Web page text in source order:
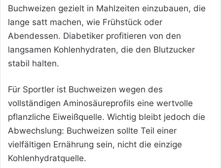
Buchweizen gezielt in Mahlzeiten einzubauen, die
lange satt machen, wie Frühstück oder
Abendessen. Diabetiker profitieren von den
langsamen Kohlenhydraten, die den Blutzucker
stabil halten.
Für Sportler ist Buchweizen wegen des
vollständigen Aminosäureprofils eine wertvolle
pflanzliche Eiweißquelle. Wichtig bleibt jedoch die
Abwechslung: Buchweizen sollte Teil einer
vielfältigen Ernährung sein, nicht die einzige
Kohlenhydratquelle.